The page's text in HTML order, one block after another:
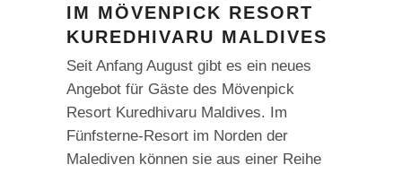
IM MÖVENPICK RESORT
KUREDHIVARU MALDIVES
Seit Anfang August gibt es ein neues
Angebot für Gäste des Mövenpick
Resort Kuredhivaru Maldives. Im
Fünfsterne-Resort im Norden der
Malediven können sie aus einer Reihe